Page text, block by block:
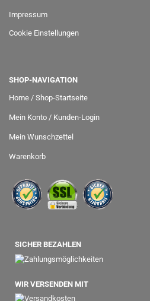
Impressum
Cookie Einstellungen
SHOP-NAVIGATION
Home / Shop-Startseite
Mein Konto / Kunden-Login
Mein Wunschzettel
Warenkorb
SICHER BEZAHLEN
WIR VERSENDEN MIT